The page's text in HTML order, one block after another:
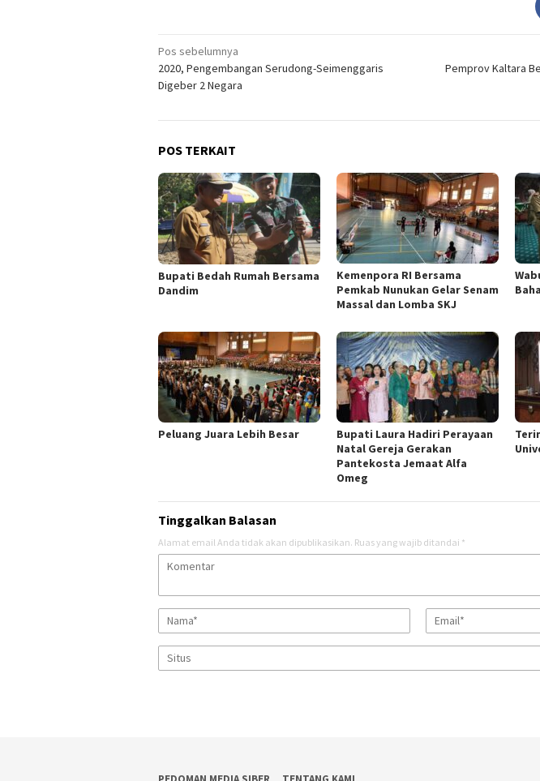
Navigasi
pos
Pos sebelumnya
2020, Pengembangan Serudong-Seimenggaris
Digeber 2 Negara
Pemprov Kaltara
POS TERKAIT
Bupati Bedah Rumah Bersama
Dandim
Kemenpora RI Bersama
Pemkab Nunukan Gelar Senam
Massal dan Lomba SKJ
Peluang Juara Lebih Besar
Bupati Laura Hadiri Perayaan
Natal Gereja Gerakan
Pantekosta Jemaat Alfa
Omeg
Tinggalkan Balasan
Alamat email Anda tidak akan dipublikasikan. Ruas yang wajib ditandai *